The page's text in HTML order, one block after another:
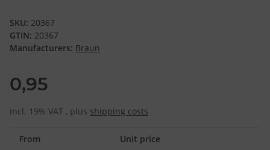
SKU: 20367
GTIN: 20367
Manufacturers: Braun
0,95
incl. 19% VAT , plus shipping costs
From Unit price